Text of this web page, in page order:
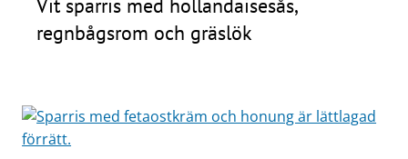
Ölsnack
Ölstilar
Vit sparris med hollandaisesås,
regnbågsrom och gräslök